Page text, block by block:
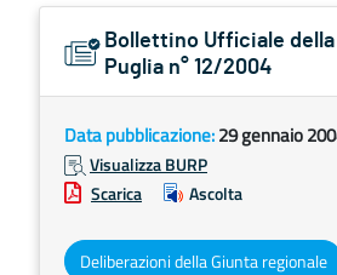
Bollettino Ufficiale della
Puglia n° 12/2004
Data pubblicazione:29 gennaio
Visualizza BURP
Scarica
Ascolta
Deliberazioni della Giunta regionale